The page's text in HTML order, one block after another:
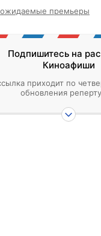
ожидаемые премьеры
Подпишитесь на
Киноафиши
приходит по
обновления